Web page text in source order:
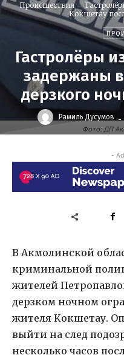
Фото: ДП
Происшествия
Кокшетау
Гастролёры
задержаны
дерзкого
Рамиль Дусумов -
-
В Акмолинской
криминальной
жителей
дерзком ночном
жителя Кокшетау.
выйти на след
несколько часов